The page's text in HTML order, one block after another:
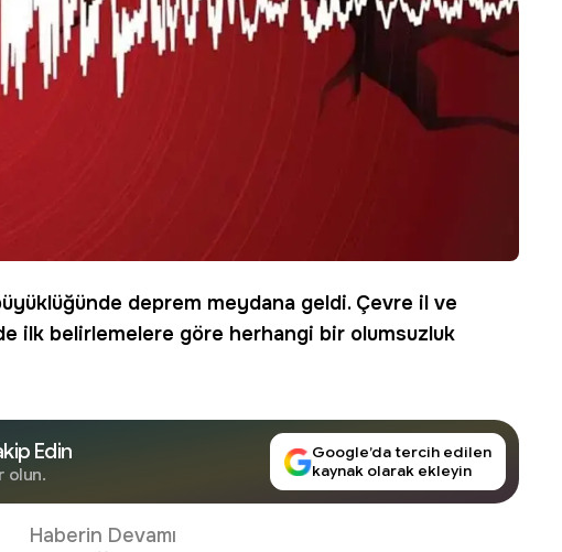
deprem meydana geldi. Çevre il ve
ilk belirlemelere göre herhangi bir olumsuzluk
Edin
olun.
Google’da tercih edilen
kaynak olarak ekleyin
Haberin Devamı